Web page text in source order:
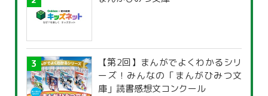
【第2回】まんがでよくわかるシリ
ーズ！みんなの「まんがひみつ文
庫」読書感想文コンクール